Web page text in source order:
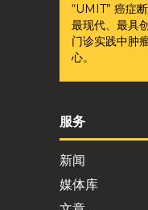
“UMIT” 癌症
最现代、最具
门诊实践中肿
心。
服务
新闻
媒体库